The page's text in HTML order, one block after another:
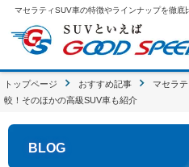
トップページ おすすめ記事
マセラ
較！そのほかの高級SUV車も紹介
BLOG